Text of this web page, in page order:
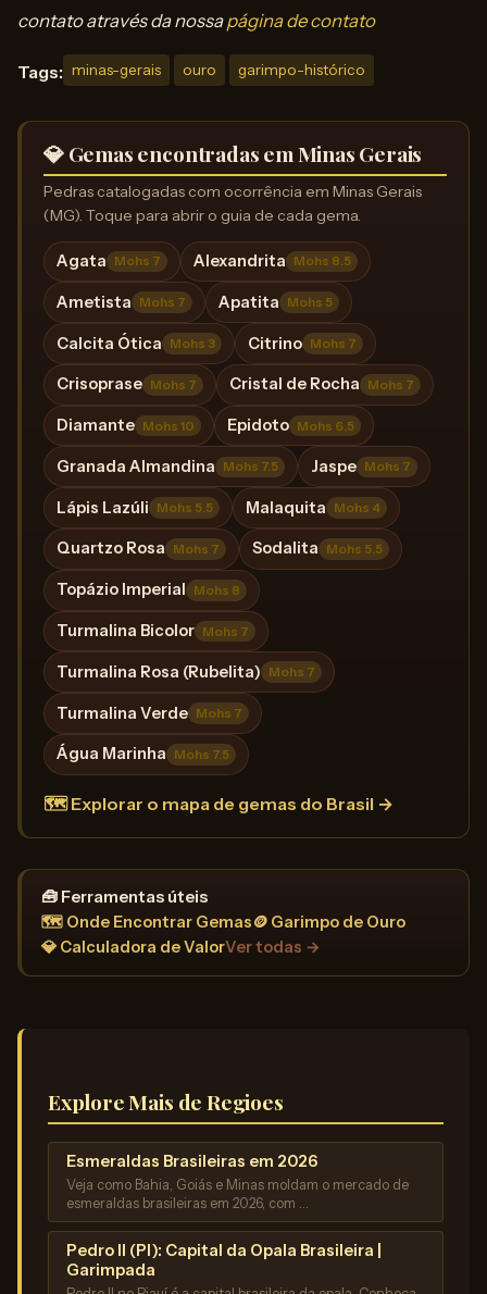
contato através da nossapágina de contato
Tags: minas-gerais ouro garimpo-histórico
💎 Gemas encontradas em Minas Gerais
Pedras catalogadas com ocorrência em Minas Gerais
(MG). Toque para abrir o guia de cada gema.
Agata Mohs 7 Alexandrita Mohs 8.5
Ametista Mohs 7 Apatita Mohs 5
Calcita Ótica Mohs 3 Citrino Mohs 7
Crisoprase Mohs 7 Cristal de Rocha Mohs 7
Diamante Mohs 10 Epidoto Mohs 6.5
Granada Almandina Mohs 7.5 Jaspe Mohs 7
Lápis Lazúli Mohs 5.5 Malaquita Mohs 4
Quartzo Rosa Mohs 7 Sodalita Mohs 5.5
Topázio Imperial Mohs 8
Turmalina Bicolor Mohs 7
Turmalina Rosa (Rubelita) Mohs 7
Turmalina Verde Mohs 7
Água Marinha Mohs 7.5
🗺️ Explorar o mapa de gemas do Brasil →
🧰 Ferramentas úteis
🗺️ Onde Encontrar Gemas🪙 Garimpo de Ouro
💎 Calculadora de ValorVer todas →
Explore Mais de Regioes
Esmeraldas Brasileiras em 2026
Veja como Bahia, Goiás e Minas moldam o mercado de
esmeraldas brasileiras em 2026, com …
Pedro II (PI): Capital da Opala Brasileira |
Garimpada